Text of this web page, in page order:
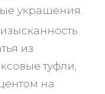
украшения.
из
туфли,
на